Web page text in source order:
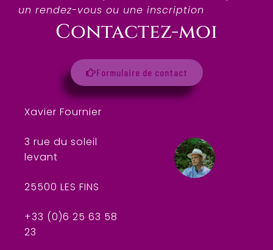
un rendez-vous ou une inscription
Contactez-moi
Formulaire de contact
Xavier Fournier
3 rue du soleil
levant
25500 LES FINS
+33 (0)6 25 63 58
23